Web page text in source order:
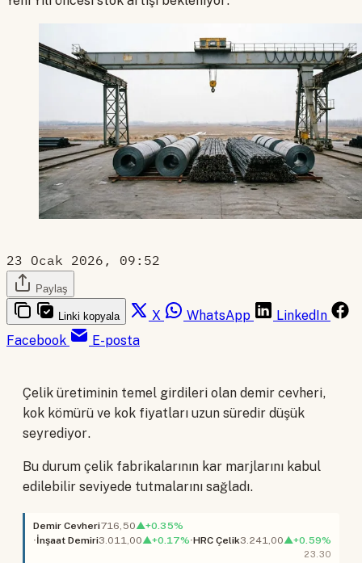
23 Ocak 2026, 09:52
Paylaş
Linki kopyala X WhatsApp
LinkedIn
Facebook
E-posta
Çelik üretiminin temel girdileri olan demir cevheri,
kok kömürü ve kok fiyatları uzun süredir düşük
seyrediyor.
Bu durum çelik fabrikalarının kar marjlarını kabul
edilebilir seviyede tutmalarını sağladı.
Demir Cevheri716,50▲+0.35%
İnşaat Demiri3.011,00▲+0.17% HRC Çelik3.241,00▲+0.59%
23.30